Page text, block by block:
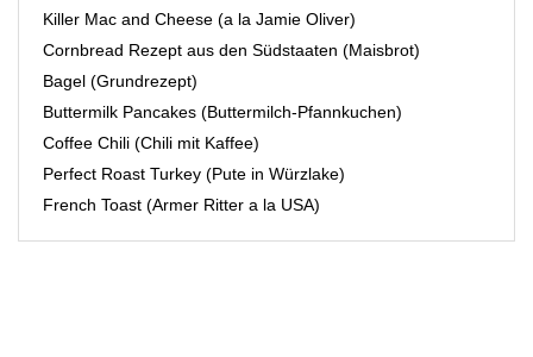
Killer Mac and Cheese (a la Jamie Oliver)
Cornbread Rezept aus den Südstaaten (Maisbrot)
Bagel (Grundrezept)
Buttermilk Pancakes (Buttermilch-Pfannkuchen)
Coffee Chili (Chili mit Kaffee)
Perfect Roast Turkey (Pute in Würzlake)
French Toast (Armer Ritter a la USA)